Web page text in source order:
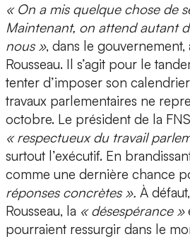
« On a mis quelque chose de
Maintenant, on attend autant
nous », dans le gouvernement,
Rousseau. Il s’agit pour le
tenter d’imposer son
travaux parlementaires ne
octobre. Le président de la
« respectueux du travail
surtout l’exécutif. En
comme une dernière chance
réponses concrètes ». À
Rousseau, la « désespérance »
pourraient ressurgir dans le